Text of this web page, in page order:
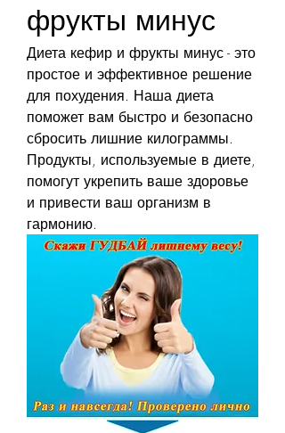
фрукты минус
Диета кефир и фрукты минус - это
простое и эффективное решение
для похудения. Наша диета
поможет вам быстро и безопасно
сбросить лишние килограммы.
Продукты, используемые в диете,
помогут укрепить ваше здоровье
и привести ваш организм в
гармонию.